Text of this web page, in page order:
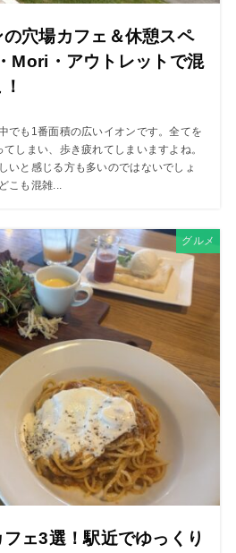
穴場カフェ＆休憩スペ
Mori・アウトレットで混
でも1番面積の広いイオンです。全てを
しまい、歩き疲れてしまいますよね。
いと感じる方も多いのではないでしょ
こも混雑...
グルメ
ェ3選！駅近でゆっくり